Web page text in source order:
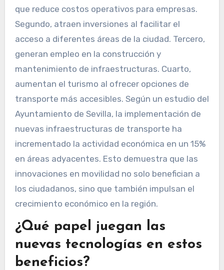
que reduce costos operativos para empresas.
Segundo, atraen inversiones al facilitar el
acceso a diferentes áreas de la ciudad. Tercero,
generan empleo en la construcción y
mantenimiento de infraestructuras. Cuarto,
aumentan el turismo al ofrecer opciones de
transporte más accesibles. Según un estudio del
Ayuntamiento de Sevilla, la implementación de
nuevas infraestructuras de transporte ha
incrementado la actividad económica en un 15%
en áreas adyacentes. Esto demuestra que las
innovaciones en movilidad no solo benefician a
los ciudadanos, sino que también impulsan el
crecimiento económico en la región.
¿Qué papel juegan las
nuevas tecnologías en estos
beneficios?